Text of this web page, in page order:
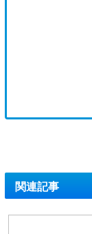
関連記事